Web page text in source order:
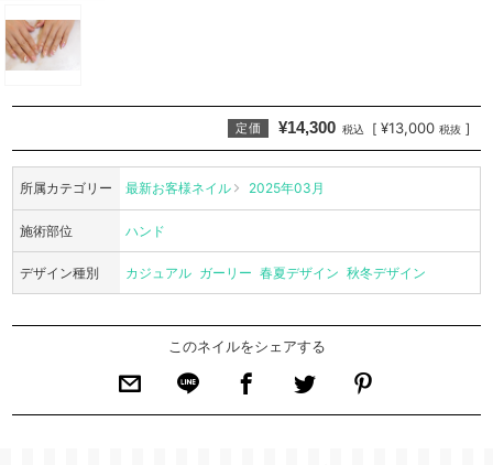
定価 ¥14,300 税込 [ ¥13,000 税抜 ]
所属カテゴリー 最新お客様ネイル 2025年03月
施術部位 ハンド
デザイン種別 カジュアル ガーリー 春夏デザイン 秋冬デザイン
このネイルをシェアする